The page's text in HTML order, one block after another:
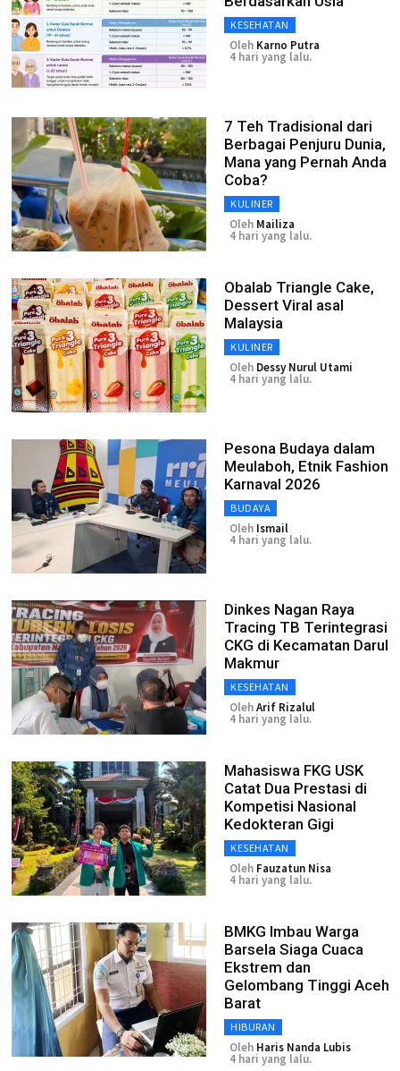
KESEHATAN
Oleh Karno Putra
4 hari yang lalu.
7 Teh Tradisional dari
Berbagai Penjuru Dunia,
Mana yang Pernah Anda
Coba?
KULINER
Oleh Mailiza
4 hari yang lalu.
Obalab Triangle Cake,
Dessert Viral asal
Malaysia
KULINER
Oleh Dessy Nurul Utami
4 hari yang lalu.
Pesona Budaya dalam
Meulaboh, Etnik Fashion
Karnaval 2026
BUDAYA
Oleh Ismail
4 hari yang lalu.
Dinkes Nagan Raya
Tracing TB Terintegrasi
CKG di Kecamatan Darul
Makmur
KESEHATAN
OlehArif Rizalul
4 hari yang lalu.
Mahasiswa FKG USK
Catat Dua Prestasi di
Kompetisi Nasional
Kedokteran Gigi
KESEHATAN
Oleh Fauzatun Nisa
4 hari yang lalu.
BMKG Imbau Warga
Barsela Siaga Cuaca
Ekstrem dan
Gelombang Tinggi Aceh
Barat
HIBURAN
Oleh Haris Nanda Lubis
4 hari yang lalu.